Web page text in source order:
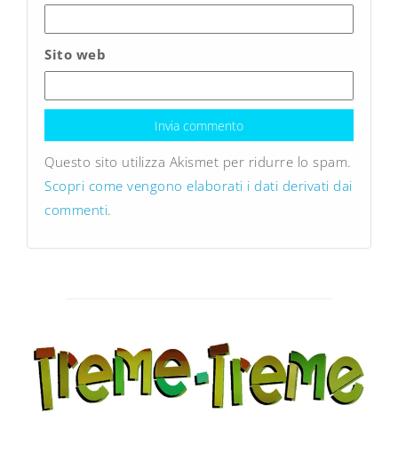
Sito web
Questo sito utilizza Akismet per ridurre lo spam.
Scopri come vengono elaborati i dati derivati dai
commenti.